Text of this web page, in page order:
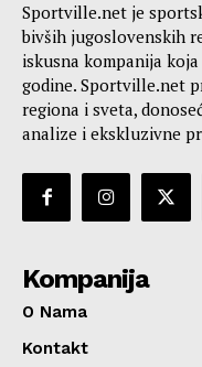
Sportville.net je
bivših jugoslovenskih
iskusna kompanija
godine. Sportville.net
regiona i sveta,
analize i ekskluzivne
Kompanija
O Nama
Kontakt